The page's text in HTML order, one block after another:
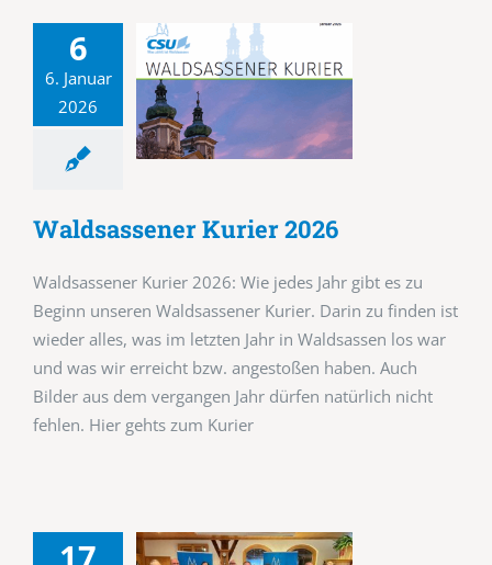
6
6. Januar
2026
Waldsassener Kurier 2026
Waldsassener Kurier 2026: Wie jedes Jahr gibt es zu
Beginn unseren Waldsassener Kurier. Darin zu finden ist
wieder alles, was im letzten Jahr in Waldsassen los war
und was wir erreicht bzw. angestoßen haben. Auch
Bilder aus dem vergangen Jahr dürfen natürlich nicht
fehlen. Hier gehts zum Kurier
17